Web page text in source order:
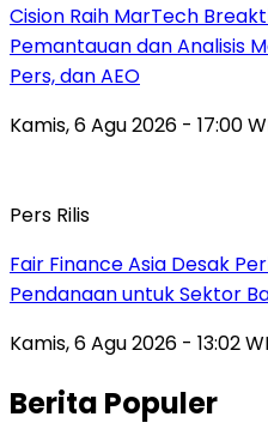
Cision Raih MarTech
Pemantauan dan Analisis
Pers, dan AEO
Kamis, 6 Agu 2026 - 17:00
Pers Rilis
Fair Finance Asia Desak
Pendanaan untuk Sektor
Kamis, 6 Agu 2026 - 13:02
Berita Populer